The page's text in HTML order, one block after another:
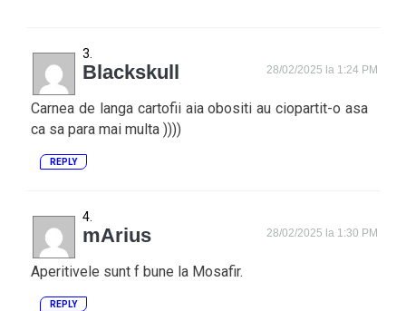
Blackskull 28/02/2025 la 1:24 PM
Carnea de langa cartofii aia obositi au ciopartit-o asa
ca sa para mai multa ))))
REPLY
mArius 28/02/2025 la 1:30 PM
Aperitivele sunt f bune la Mosafir.
REPLY